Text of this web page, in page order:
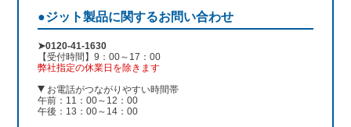
●ジット製品に関するお問い合わせ
➤0120-41-1630
【受付時間】9：00～17：00
弊社指定の休業日を除きます
お電話がつながりやすい時間帯
午前：11：00～12：00
午後：13：00～14：00